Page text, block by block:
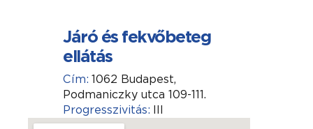
Járó és fekvőbeteg
ellátás
Cím: 1062 Budapest,
Podmaniczky utca 109-111.
Progresszivitás: III